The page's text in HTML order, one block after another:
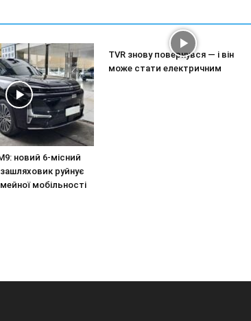
новий 6-місний
руйнує
мобільності
TVR знову повернувся — і він
може стати електричним